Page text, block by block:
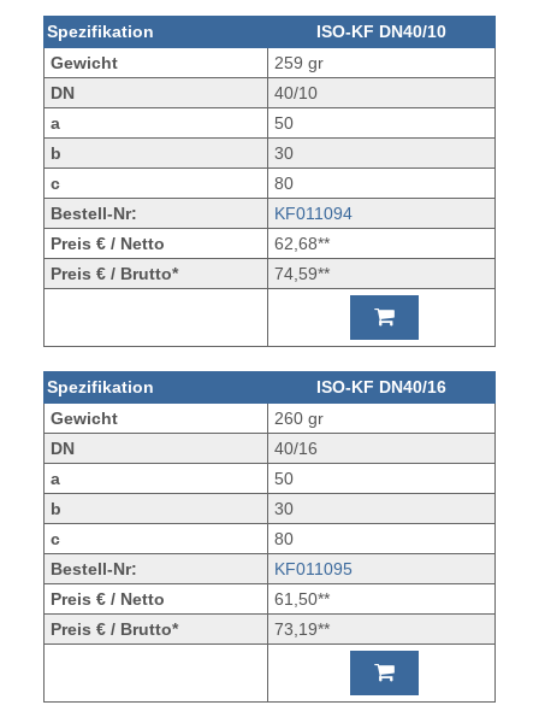
Spezifikation
ISO-KF DN40/10
Gewicht
259 gr
DN
40/10
a
50
b
30
c
80
Bestell-Nr:
KF011094
Preis € / Netto
62,68**
Preis € / Brutto*
74,59**
Spezifikation
ISO-KF DN40/16
Gewicht
260 gr
DN
40/16
a
50
b
30
c
80
Bestell-Nr:
KF011095
Preis € / Netto
61,50**
Preis € / Brutto*
73,19**